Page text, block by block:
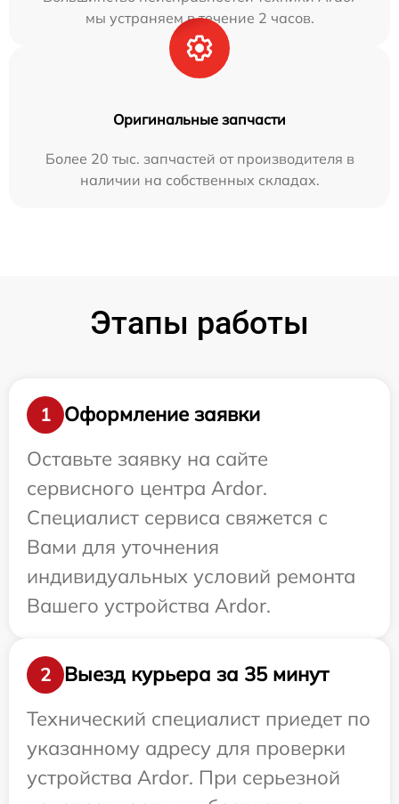
мы устраняем в течение 2 часов.
Оригинальные запчасти
Более 20 тыс. запчастей от производителя в
наличии на собственных складах.
Этапы работы
1
Оформление заявки
Оставьте заявку на сайте
сервисного центра Ardor.
Специалист сервиса свяжется с
Вами для уточнения
индивидуальных условий ремонта
Вашего устройства Ardor.
2
Выезд курьера за 35 минут
Технический специалист приедет по
указанному адресу для проверки
устройства Ardor. При серьезной